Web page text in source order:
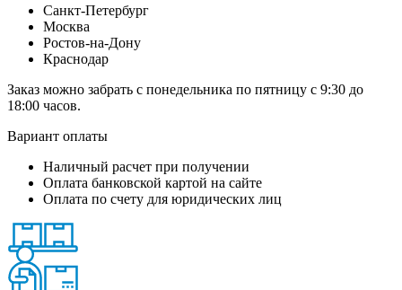
Санкт-Петербург
Москва
Ростов-на-Дону
Краснодар
Заказ можно забрать с понедельника по пятницу с 9:30 до
18:00 часов.
Вариант оплаты
Наличный расчет при получении
Оплата банковской картой на сайте
Оплата по счету для юридических лиц